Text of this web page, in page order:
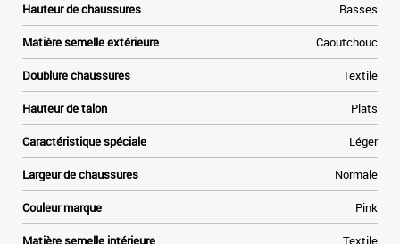
Hauteur de chaussures Basses
Matière semelle extérieure Caoutchouc
Doublure chaussures Textile
Hauteur de talon Plats
Caractéristique spéciale Léger
Largeur de chaussures Normale
Couleur marque Pink
Matière semelle intérieure Textile